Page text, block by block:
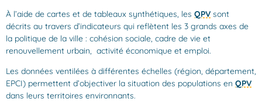
À l’aide de cartes et de tableaux synthétiques, les QPV sont
décrits au travers d’indicateurs qui reflètent les 3 grands axes de
la politique de la ville : cohésion sociale, cadre de vie et
renouvellement urbain, activité économique et emploi.
Les données ventilées à différentes échelles (région, département,
EPCI) permettent d’objectiver la situation des populations en QPV
dans leurs territoires environnants.